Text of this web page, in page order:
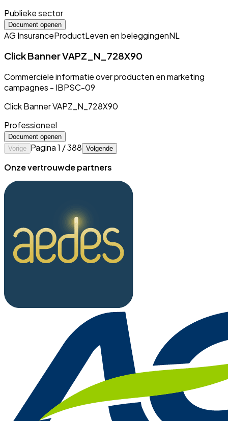
Publieke sector
Document openen
AG InsuranceProductLeven en beleggingenNL
Click Banner VAPZ_N_728X90
Commerciele informatie over producten en marketing
campagnes - IBPSC-09
Click Banner VAPZ_N_728X90
Professioneel
Document openen
Vorige Pagina 1 / 388 Volgende
Onze vertrouwde partners